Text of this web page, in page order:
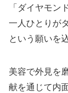
「ダイヤモン
一人ひとりが
という願いを
美容で外見を
献を通じて内